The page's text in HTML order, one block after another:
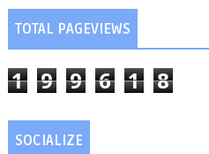
TOTAL PAGEVIEWS
1 9 9 6 1 8
SOCIALIZE